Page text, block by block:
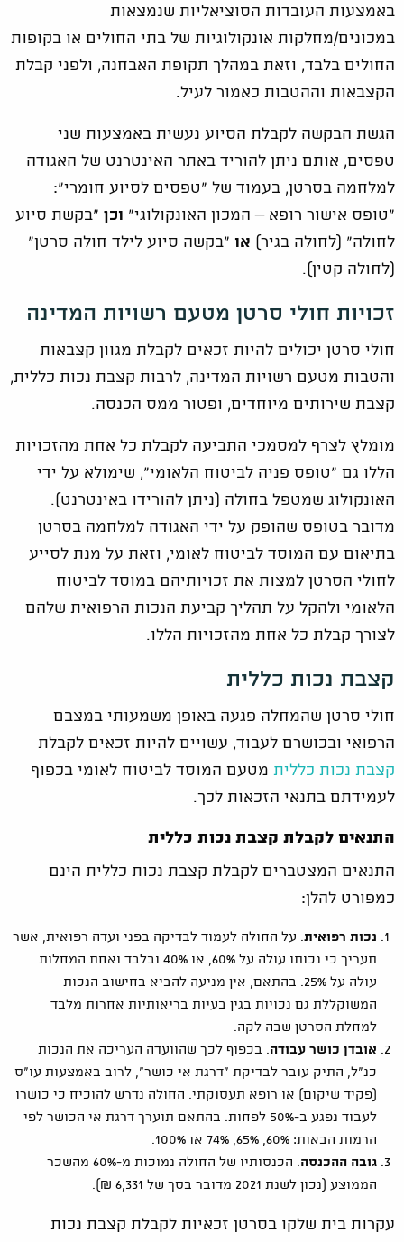
באמצעות העובדות הסוציאליות שנמצאות
במכונים/מחלקות אונקולוגיות של בתי החולים או בקופות
החולים בלבד, וזאת במהלך תקופת האבחנה, ולפני קבלת
הקצבאות וההטבות כאמור לעיל.
הגשת הבקשה לקבלת הסיוע נעשית באמצעות שני
טפסים, אותם ניתן להוריד באתר האינטרנט של האגודה
למלחמה בסרטן, בעמוד של "טפסים לסיוע חומרי":
"טופס אישור רופא – המכון האונקולוגי" וכן "בקשת סיוע
לחולה" (לחולה בגיר) או "בקשה סיוע לילד חולה סרטן"
(לחולה קטין).
זכויות חולי סרטן מטעם רשויות המדינה
חולי סרטן יכולים להיות זכאים לקבלת מגוון קצבאות
והטבות מטעם רשויות המדינה, לרבות קצבת נכות כללית,
קצבת שירותים מיוחדים, ופטור ממס הכנסה.
מומלץ לצרף למסמכי התביעה לקבלת כל אחת מהזכויות
הללו גם "טופס פניה לביטוח הלאומי", שימולא על ידי
האונקולוג שמטפל בחולה (ניתן להורידו באינטרנט).
מדובר בטופס שהופק על ידי האגודה למלחמה בסרטן
בתיאום עם המוסד לביטוח לאומי, וזאת על מנת לסייע
לחולי הסרטן למצות את זכויותיהם במוסד לביטוח
הלאומי ולהקל על תהליך קביעת הנכות הרפואית שלהם
לצורך קבלת כל אחת מהזכויות הללו.
קצבת נכות כללית
חולי סרטן שהמחלה פגעה באופן משמעותי במצבם
הרפואי ובכושרם לעבוד, עשויים להיות זכאים לקבלת
קצבת נכות כללית מטעם המוסד לביטוח לאומי בכפוף
לעמידתם בתנאי הזכאות לכך.
התנאים לקבלת קצבת נכות כללית
התנאים המצטברים לקבלת קצבת נכות כללית הינם
כמפורט להלן:
נכות רפואית. על החולה לעמוד לבדיקה בפני ועדה רפואית, אשר
תעריך כי נכותו עולה על 60%, או 40% ובלבד ואחת המחלות
עולה על 25%. בהתאם, אין מניעה להביא בחישוב הנכות
המשוקללת גם נכויות בגין בעיות בריאותיות אחרות מלבד
למחלת הסרטן שבה לקה.
אובדן כושר עבודה. בכפוף לכך שהוועדה העריכה את הנכות
כנ"ל, התיק עובר לבדיקת "דרגת אי כושר", לרוב באמצעות עו"ס
(פקיד שיקום) או רופא תעסוקתי. החולה נדרש להוכיח כי כושרו
לעבוד נפגע ב-50% לפחות. בהתאם תוערך דרגת אי הכושר לפי
הרמות הבאות: 60%, 65%, 74% או 100%.
גובה ההכנסה
. הכנסותיו של החולה נמוכות מ-60% מהשכר
הממוצע (נכון לשנת 2021 מדובר בסך של 6,331 ₪).
עקרות בית שלקו בסרטן זכאיות לקבלת קצבת נכות